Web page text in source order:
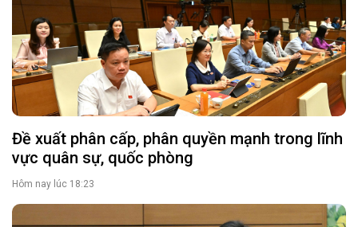
Đề xuất phân cấp, phân quyền mạnh trong lĩnh
vực quân sự, quốc phòng
Hôm nay lúc 18:23